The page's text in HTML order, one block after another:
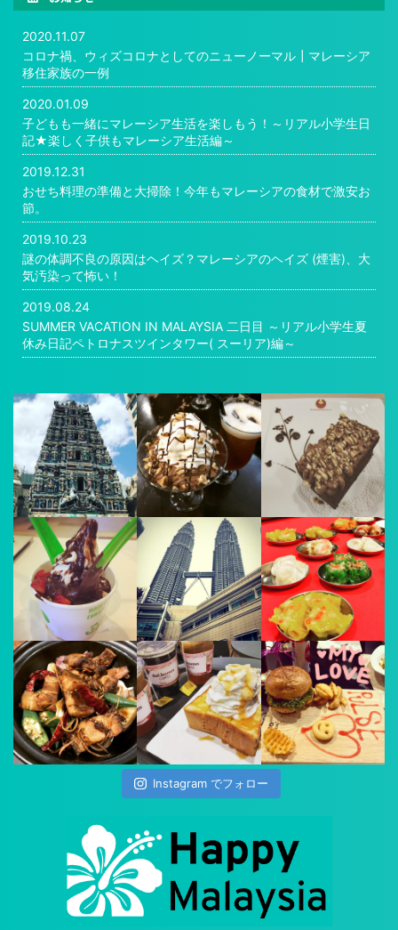
2020.11.07
コロナ禍、ウィズコロナとしてのニューノーマル┃マレーシア
移住家族の一例
2020.01.09
子どもも一緒にマレーシア生活を楽しもう！～リアル小学生日
記★楽しく子供もマレーシア生活編～
2019.12.31
おせち料理の準備と大掃除！今年もマレーシアの食材で激安お
節。
2019.10.23
謎の体調不良の原因はヘイズ？マレーシアのヘイズ (煙害)、大
気汚染って怖い！
2019.08.24
SUMMER VACATION IN MALAYSIA 二日目 ～リアル小学生夏
休み日記ペトロナスツインタワー( スーリア)編～
Instagram でフォロー